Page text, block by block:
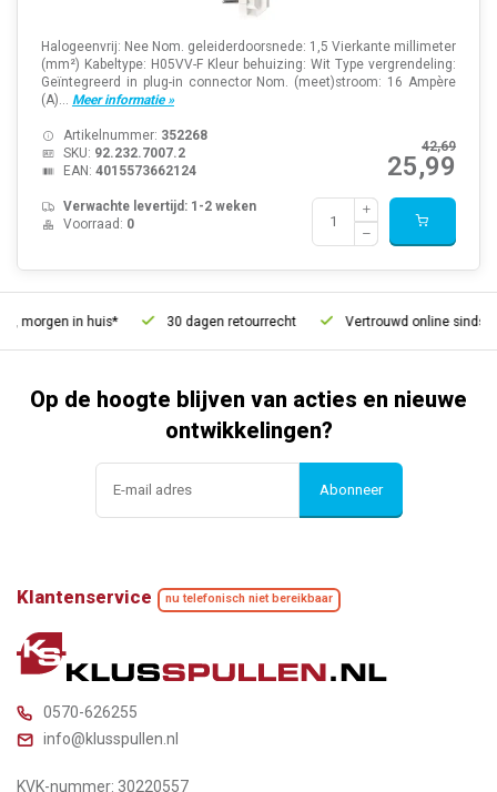
Halogeenvrij: Nee Nom. geleiderdoorsnede: 1,5 Vierkante millimeter
(mm²) Kabeltype: H05VV-F Kleur behuizing: Wit Type vergrendeling:
Geïntegreerd in plug-in connector Nom. (meet)stroom: 16 Ampère
(A)... Meer informatie »
42,69
25,99
Artikelnummer: 352268
SKU: 92.232.7007.2
EAN: 4015573662124
Verwachte levertijd: 1-2 weken
Voorraad: 0
morgen in huis* 30 dagen retourrecht Vertrouwd online sinds
Op de hoogte blijven van acties en nieuwe
ontwikkelingen?
Abonneer
Klantenservice nu telefonisch niet bereikbaar
0570-626255
info@klusspullen.nl
KVK-nummer: 30220557